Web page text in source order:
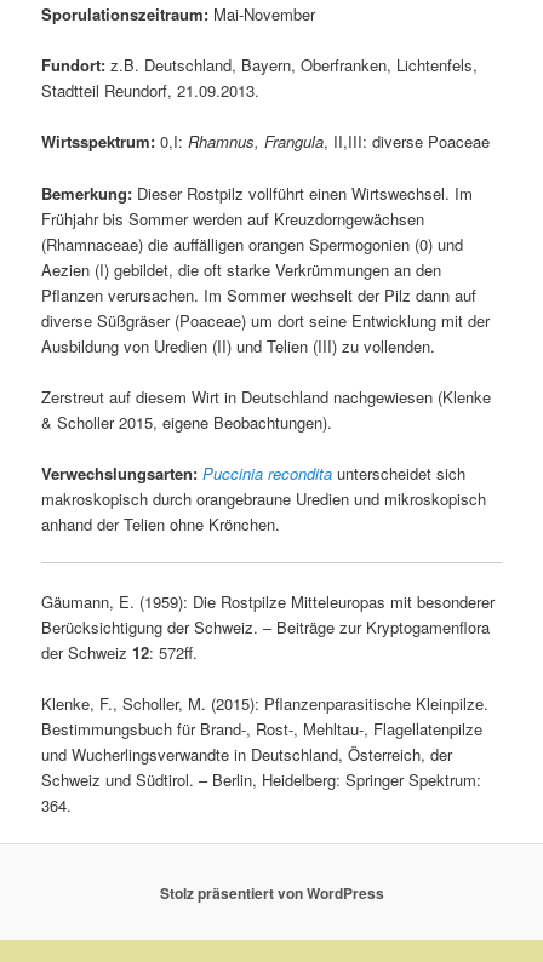
Sporulationszeitraum: Mai-November
Fundort:z.B. Deutschland, Bayern, Oberfranken, Lichtenfels,
Stadtteil Reundorf, 21.09.2013.
Wirtsspektrum:0,I:Rhamnus, Frangula, II,III: diverse Poaceae
Bemerkung: Dieser Rostpilz vollführt einen Wirtswechsel. Im
Frühjahr bis Sommer werden auf Kreuzdorngewächsen
(Rhamnaceae) die auffälligen orangen Spermogonien (0) und
Aezien (I) gebildet, die oft starke Verkrümmungen an den
Pflanzen verursachen. Im Sommer wechselt der Pilz dann auf
diverse Süßgräser (Poaceae) um dort seine Entwicklung mit der
Ausbildung von Uredien (II) und Telien (III) zu vollenden.
Zerstreut auf diesem Wirt in Deutschland nachgewiesen (Klenke
& Scholler 2015, eigene Beobachtungen).
Verwechslungsarten: Puccinia reconditaunterscheidet sich
makroskopisch durch orangebraune Uredien und mikroskopisch
anhand der Telien ohne Krönchen.
Gäumann, E. (1959): Die Rostpilze Mitteleuropas mit besonderer
Berücksichtigung der Schweiz. – Beiträge zur Kryptogamenflora
der Schweiz12: 572ff.
Klenke, F., Scholler, M. (2015): Pflanzenparasitische Kleinpilze.
Bestimmungsbuch für Brand-, Rost-, Mehltau-, Flagellatenpilze
und Wucherlingsverwandte in Deutschland, Österreich, der
Schweiz und Südtirol. – Berlin, Heidelberg: Springer Spektrum:
364.
Stolz präsentiert von WordPress